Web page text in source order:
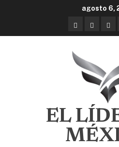
agosto 6,
EL